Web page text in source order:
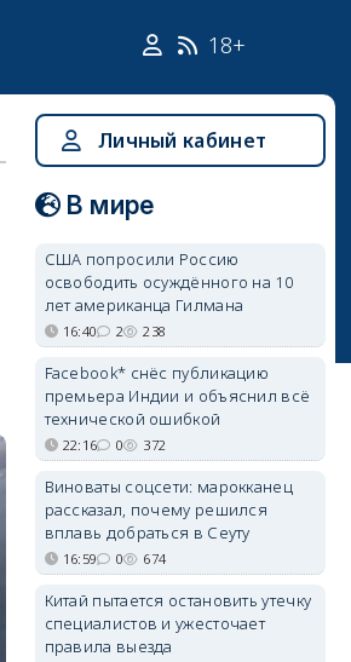
18+
Личный кабинет
В мире
США попросили Россию
освободить осуждённого на 10
лет американца Гилмана
16:40 2 238
Facebook* снёс публикацию
премьера Индии и объяснил всё
технической ошибкой
22:16 0 372
Виноваты соцсети: марокканец
рассказал, почему решился
вплавь добраться в Сеуту
16:59 0 674
Китай пытается остановить утечку
специалистов и ужесточает
правила выезда